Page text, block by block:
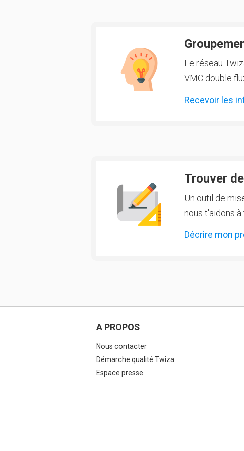
Le réseau
VMC double
Recevoir les
Trouver
Un outil de
nous t'aidons à
Décrire mon
A PROPOS
Nous contacter
Démarche qualité Twiza
Espace presse